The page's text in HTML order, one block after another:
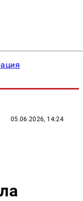
05.06.2026, 14:24